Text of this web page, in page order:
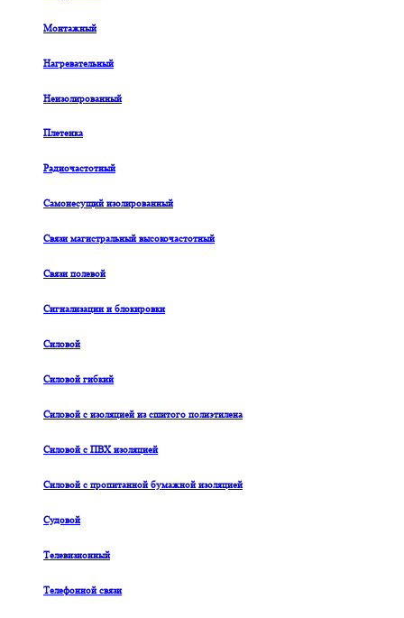
Монтажный
Нагревательный
Неизолированный
Плетенка
Радиочастотный
Самонесущий изолированный
Связи магистральный высокочастотный
Связи полевой
Сигнализации и блокировки
Силовой
Силовой гибкий
Силовой с изоляцией из сшитого полиэтилена
Силовой с ПВХ изоляцией
Силовой с пропитанной бумажной изоляцией
Судовой
Телевизионный
Телефонной связи